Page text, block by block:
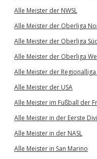
Alle Meister der NWSL
Alle Meister der Oberliga
Alle Meister der Oberliga
Alle Meister der Oberliga
Alle Meister der
Alle Meister der USA
Alle Meister im Fußball der
Alle Meister in der Eerste
Alle Meister in der NASL
Alle Meister in San Marino